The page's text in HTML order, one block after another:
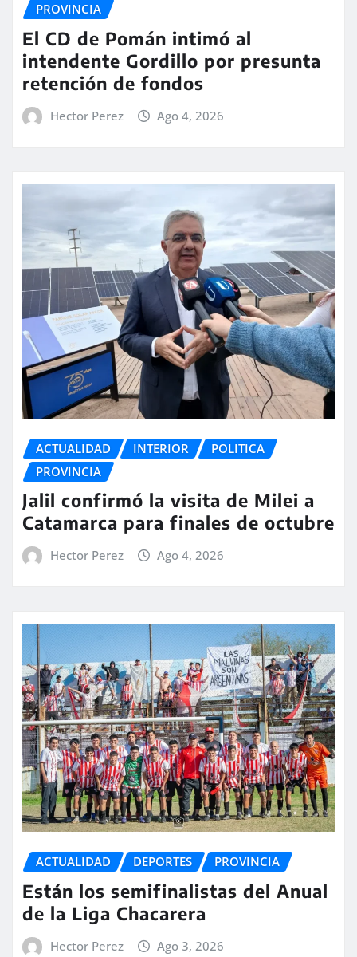
PROVINCIA
El CD de Pomán intimó al
intendente Gordillo por presunta
retención de fondos
Hector Perez Ago 4, 2026
ACTUALIDAD INTERIOR
POLITICA
PROVINCIA
Jalil confirmó la visita de Milei a
Catamarca para finales de octubre
Hector Perez Ago 4, 2026
ACTUALIDAD DEPORTES PROVINCIA
Están los semifinalistas del Anual
de la Liga Chacarera
Hector Perez Ago 3, 2026